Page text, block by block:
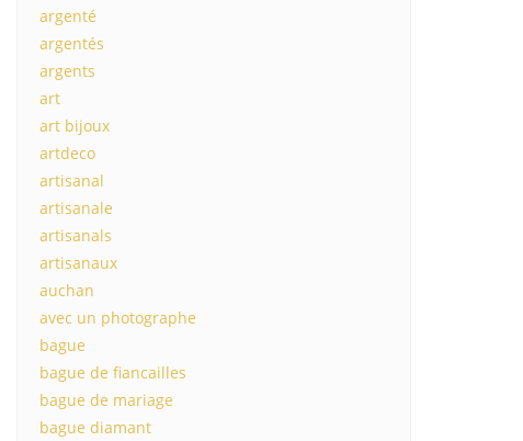
argenté
argentés
argents
art
art bijoux
artdeco
artisanal
artisanale
artisanals
artisanaux
auchan
avec un photographe
bague
bague de fiancailles
bague de mariage
bague diamant